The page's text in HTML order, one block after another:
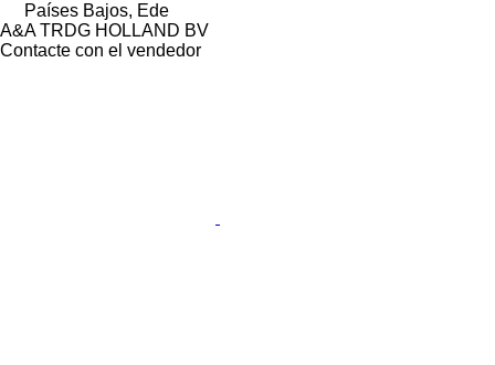
Países Bajos, Ede
A&A TRDG HOLLAND BV
Contacte con el vendedor